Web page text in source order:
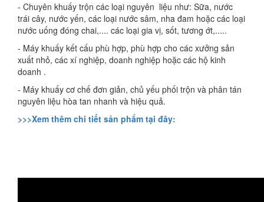
- Chuyên khuấy trộn các loại nguyên liệu như: Sữa, nước
trái cây, nước yến, các loại nước sâm, nha đam hoặc các loại
nước uống đóng chai,.... các loại gia vị, sốt, tương ớt,.....
- Máy khuấy kết cấu phù hợp, phù hợp cho các xưởng sản
xuất nhỏ, các xí nghiệp, doanh nghiệp hoặc các hộ kinh
doanh .
- Máy khuấy cơ chế đơn giản, chủ yếu phối trộn và phân tán
nguyên liệu hòa tan nhanh và hiệu quả.
>>>Xem thêm chi tiết sản phẩm tại đây: